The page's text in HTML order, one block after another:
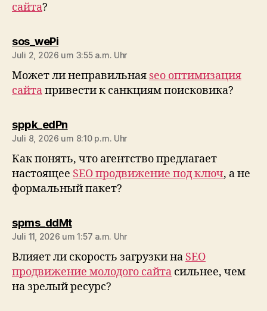
сайта?
sos_wePisagt:
Juli 2, 2026 um 3:55 a.m. Uhr
Может ли неправильная seo оптимизация
сайтапривести к санкциям поисковика?
sppk_edPnsagt:
Juli 8, 2026 um 8:10 p.m. Uhr
Как понять, что агентство предлагает
настоящее SEO продвижение под ключ, а не
формальный пакет?
spms_ddMtsagt:
Juli 11, 2026 um 1:57 a.m. Uhr
Влияет ли скорость загрузки на SEO
продвижение молодого сайта сильнее, чем
на зрелый ресурс?